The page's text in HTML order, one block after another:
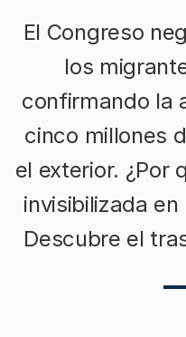
El Congreso
los
confirmando la
cinco millones
el exterior. ¿Por
invisibilizada
Descubre el